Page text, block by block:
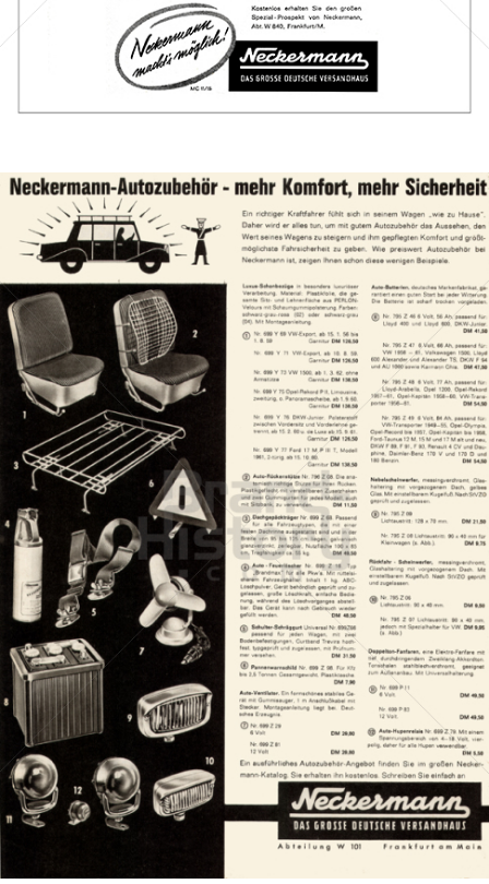
Neckermann Versand Neckermann Versand 1962